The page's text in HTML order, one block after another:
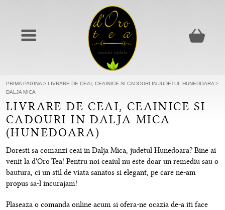
PRIMA PAGINA > LIVRARE DE CEAI, CEAINICE SI CADOURI IN JUDETUL HUNEDOARA >
DALJA MICA
LIVRARE DE CEAI, CEAINICE SI
CADOURI IN DALJA MICA
(HUNEDOARA)
Doresti sa comanzi ceai in Dalja Mica, judetul Hunedoara? Bine ai
venit la d'Oro Tea! Pentru noi ceaiul nu este doar un remediu sau o
bautura, ci un stil de viata sanatos si elegant, pe care ne-am
propus sa-l incurajam!
Plaseaza o comanda online acum si ofera-ne ocazia de-a iti face